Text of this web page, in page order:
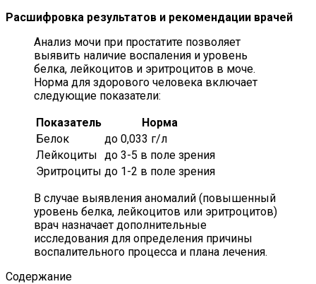
Расшифровка результатов и рекомендации врачей
Анализ мочи при простатите позволяет
выявить наличие воспаления и уровень
белка, лейкоцитов и эритроцитов в моче.
Норма для здорового человека включает
следующие показатели:
Показатель
Норма
Белок
до 0,033 г/л
Лейкоциты до 3-5 в поле зрения
Эритроциты до 1-2 в поле зрения
В случае выявления аномалий (повышенный
уровень белка, лейкоцитов или эритроцитов)
врач назначает дополнительные
исследования для определения причины
воспалительного процесса и плана лечения.
Содержание